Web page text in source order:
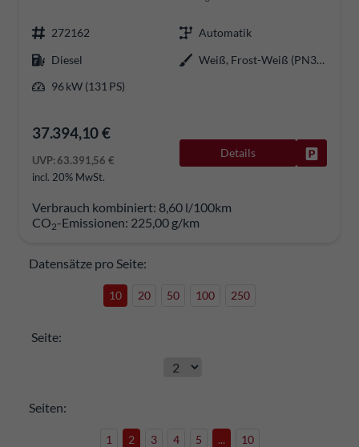
272162
Automatik
Diesel
Weiß, Frost-Weiß (PN3GZ0)
96 kW (131 PS)
37.394,10 €
UVP:63.391,56 €
incl. 20% MwSt.
Details
Verbrauch kombiniert: 8,60 l/100km
CO2-Emissionen: 225,00 g/km
Datensätze pro Seite:
10 20 50 100 250
Seite:
Seiten:
1 2 3 4 5 ... 10